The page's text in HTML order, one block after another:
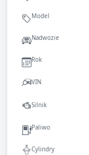
Model
Nadwozie
Rok
VIN
Silnik
Paliwo
Cylindry